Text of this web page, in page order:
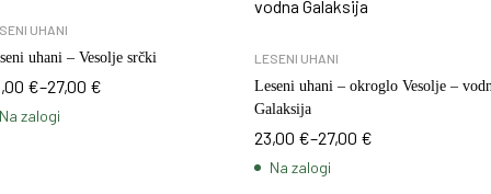
UHANI
uhani – Vesolje srčki
€–27,00 €
Na zalogi
LESENI UHANI
Leseni uhani – okroglo Vesolje –
Galaksija
23,00 €–27,00 €
Na zalogi